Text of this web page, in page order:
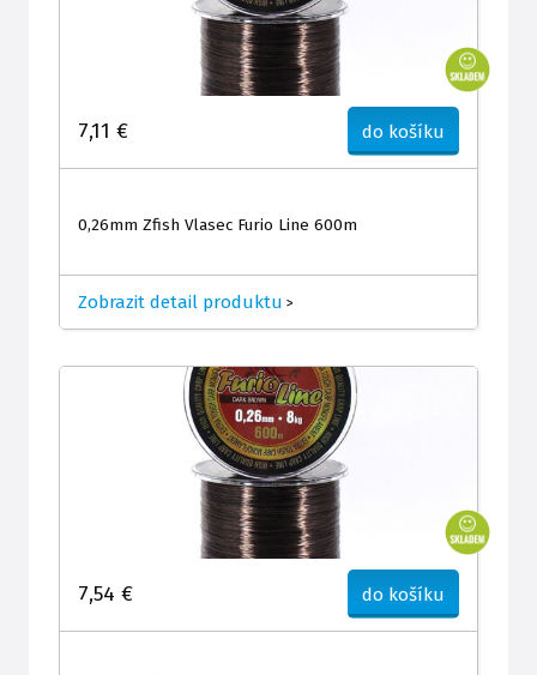
7,11 € do košíku
0,26mm Zfish Vlasec Furio Line 600m
Zobrazit detail produktu >
7,54 € do košíku